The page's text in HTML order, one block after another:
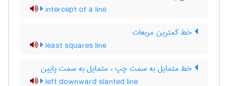
intercept of a line
خط کمترین مربعات
least squares line
خط متمایل به سمت چپ ، متمایل به سمت پایین
left downward slanted line